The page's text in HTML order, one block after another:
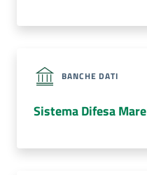
BANCHE DATI
Sistema Difesa Mare